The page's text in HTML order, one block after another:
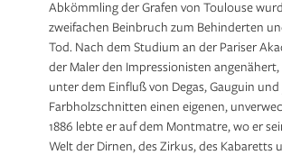
Abkömmling der Grafen von Toulouse
zweifachen Beinbruch zum Behinderten
Tod. Nach dem Studium an der Pariser
der Maler den Impressionisten
unter dem Einfluß von Degas, Gauguin
Farbholzschnitten einen eigenen,
1886 lebte er auf dem Montmatre, wo er
Welt der Dirnen, des Zirkus, des Kabaretts